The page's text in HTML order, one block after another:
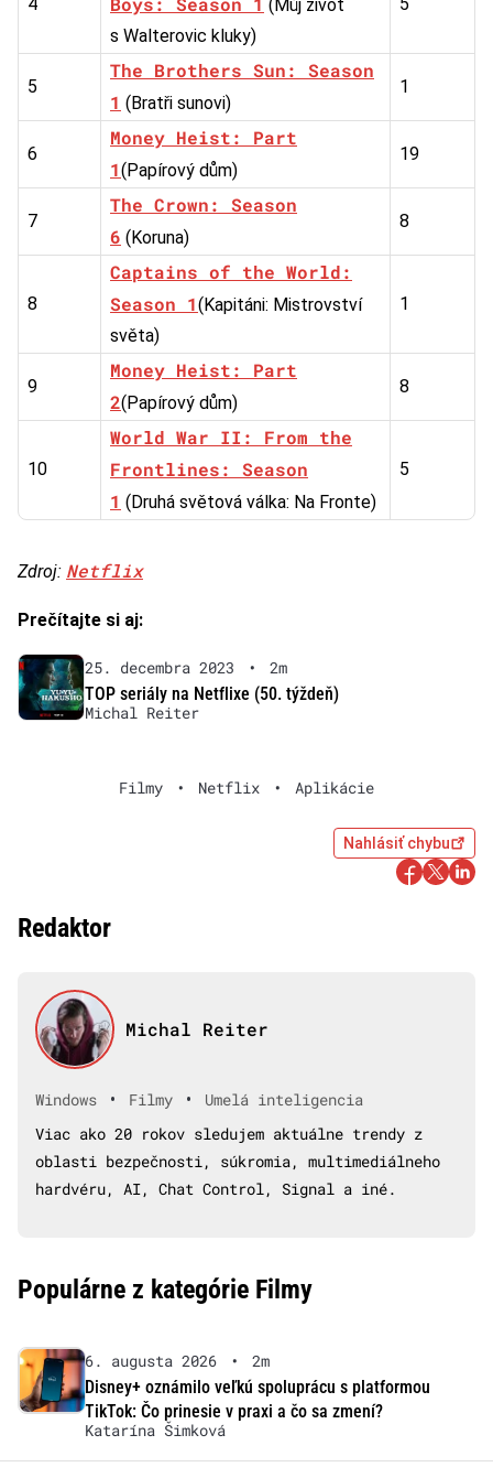
(Můj život
s Walterovic kluky)
5
The Brothers Sun: Season
1 (Bratři sunovi)
1
6
Money Heist: Part
1(Papírový dům)
19
7
The Crown: Season
6 (Koruna)
8
8
Captains of the World:
Season 1(Kapitáni: Mistrovství
světa)
1
9
Money Heist: Part
2(Papírový dům)
8
10
World War II: From the
Frontlines: Season
1 (Druhá světová válka: Na Fronte)
5
Zdroj: Netflix
Prečítajte si aj:
25. decembra 2023 •
2m
TOP seriály na Netflixe (50. týždeň)
Michal Reiter
Filmy • Netflix • Aplikácie
Nahlásiť chybu
Redaktor
Michal Reiter
Windows • Filmy •
Umelá inteligencia
Viac ako 20 rokov sledujem aktuálne trendy z
oblasti bezpečnosti, súkromia, multimediálneho
hardvéru, AI, Chat Control, Signal a iné.
Populárne z kategórie Filmy
6. augusta 2026 •
2m
Disney+ oznámilo veľkú spoluprácu s platformou
TikTok: Čo prinesie v praxi a čo sa zmení?
Katarína Šimková